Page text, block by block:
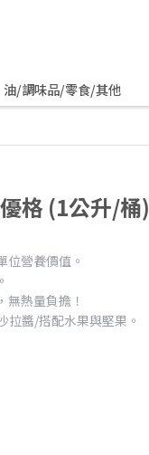
油/調味品/零食/其他
格 (1公升/桶)
營養價值。
熱量負擔！
醬/搭配水果與堅果。